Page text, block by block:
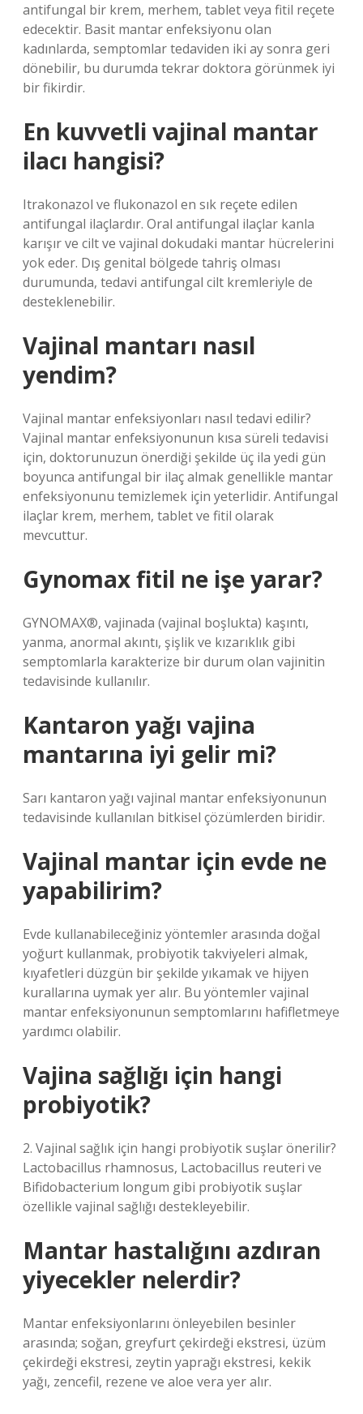
antifungal bir krem, merhem, tablet veya fitil reçete
edecektir. Basit mantar enfeksiyonu olan
kadınlarda, semptomlar tedaviden iki ay sonra geri
dönebilir, bu durumda tekrar doktora görünmek iyi
bir fikirdir.
En kuvvetli vajinal mantar
ilacı hangisi?
Itrakonazol ve flukonazol en sık reçete edilen
antifungal ilaçlardır. Oral antifungal ilaçlar kanla
karışır ve cilt ve vajinal dokudaki mantar hücrelerini
yok eder. Dış genital bölgede tahriş olması
durumunda, tedavi antifungal cilt kremleriyle de
desteklenebilir.
Vajinal mantarı nasıl
yendim?
Vajinal mantar enfeksiyonları nasıl tedavi edilir?
Vajinal mantar enfeksiyonunun kısa süreli tedavisi
için, doktorunuzun önerdiği şekilde üç ila yedi gün
boyunca antifungal bir ilaç almak genellikle mantar
enfeksiyonunu temizlemek için yeterlidir. Antifungal
ilaçlar krem, merhem, tablet ve fitil olarak
mevcuttur.
Gynomax fitil ne işe yarar?
GYNOMAX®, vajinada (vajinal boşlukta) kaşıntı,
yanma, anormal akıntı, şişlik ve kızarıklık gibi
semptomlarla karakterize bir durum olan vajinitin
tedavisinde kullanılır.
Kantaron yağı vajina
mantarına iyi gelir mi?
Sarı kantaron yağı vajinal mantar enfeksiyonunun
tedavisinde kullanılan bitkisel çözümlerden biridir.
Vajinal mantar için evde ne
yapabilirim?
Evde kullanabileceğiniz yöntemler arasında doğal
yoğurt kullanmak, probiyotik takviyeleri almak,
kıyafetleri düzgün bir şekilde yıkamak ve hijyen
kurallarına uymak yer alır. Bu yöntemler vajinal
mantar enfeksiyonunun semptomlarını hafifletmeye
yardımcı olabilir.
Vajina sağlığı için hangi
probiyotik?
2. Vajinal sağlık için hangi probiyotik suşlar önerilir?
Lactobacillus rhamnosus, Lactobacillus reuteri ve
Bifidobacterium longum gibi probiyotik suşlar
özellikle vajinal sağlığı destekleyebilir.
Mantar hastalığını azdıran
yiyecekler nelerdir?
Mantar enfeksiyonlarını önleyebilen besinler
arasında; soğan, greyfurt çekirdeği ekstresi, üzüm
çekirdeği ekstresi, zeytin yaprağı ekstresi, kekik
yağı, zencefil, rezene ve aloe vera yer alır.